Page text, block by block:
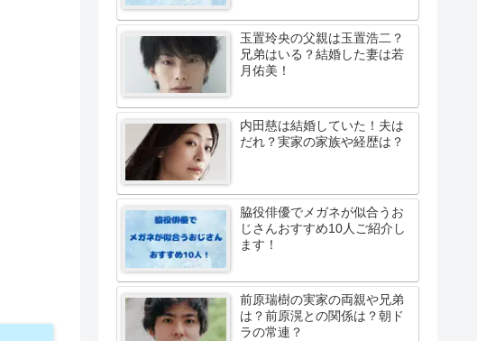
玉置玲央の父親は玉置浩二？
兄弟はいる？結婚した妻は若
月佑美！
内田慈は結婚していた！夫は
だれ？実家の家族や経歴は？
脇役俳優でメガネが似合うお
じさんおすすめ10人ご紹介し
ます！
前原瑞樹の実家の両親や兄弟
は？前原滉との関係は？朝ド
ラの常連？